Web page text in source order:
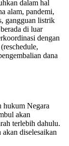
dalam hal
alam, pandemi,
gangguan listrik
di luar
dengan
dana
hukum Negara
akan
terlebih dahulu.
diselesaikan